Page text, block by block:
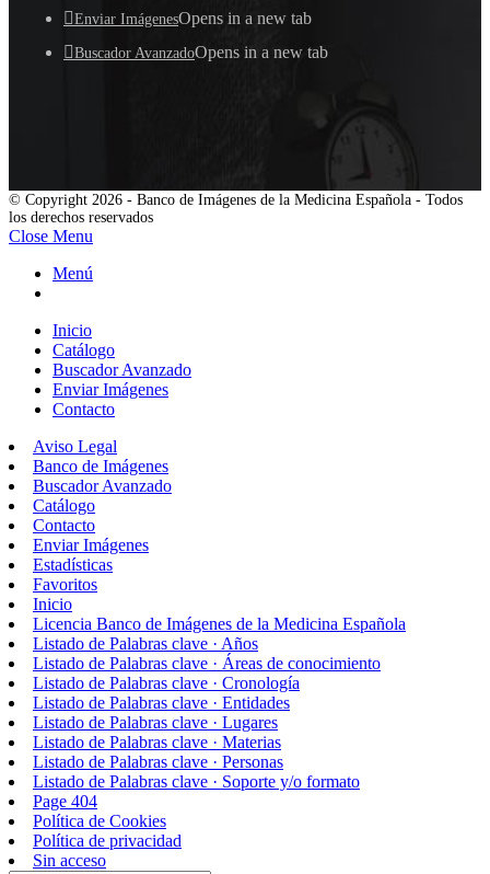
Enviar ImágenesOpens in a new tab
Buscador AvanzadoOpens in a new tab
© Copyright 2026 - Banco de Imágenes de la Medicina Española - Todos
los derechos reservados
Close Menu
Menú
Inicio
Catálogo
Buscador Avanzado
Enviar Imágenes
Contacto
Aviso Legal
Banco de Imágenes
Buscador Avanzado
Catálogo
Contacto
Enviar Imágenes
Estadísticas
Favoritos
Inicio
Licencia Banco de Imágenes de la Medicina Española
Listado de Palabras clave · Años
Listado de Palabras clave · Áreas de conocimiento
Listado de Palabras clave · Cronología
Listado de Palabras clave · Entidades
Listado de Palabras clave · Lugares
Listado de Palabras clave · Materias
Listado de Palabras clave · Personas
Listado de Palabras clave · Soporte y/o formato
Page 404
Política de Cookies
Política de privacidad
Sin acceso